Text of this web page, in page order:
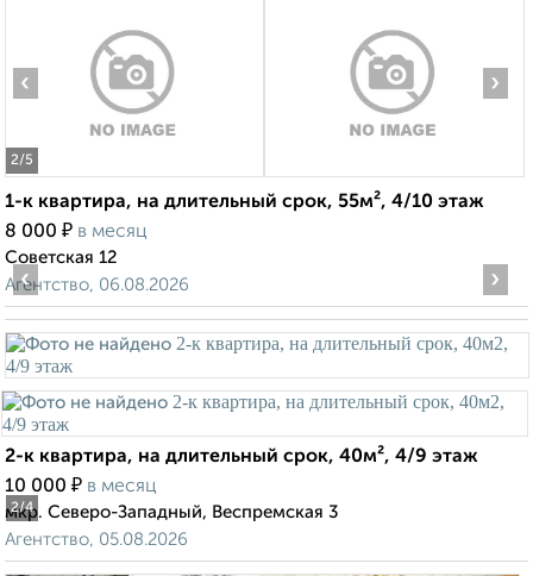
2/5
‹ ›
1-к квартира, на длительный срок, 55м², 4/10 этаж
8 000 ₽ в месяц
Советская 12
Агентство, 06.08.2026
2/4
‹ ›
2-к квартира, на длительный срок, 40м², 4/9 этаж
10 000 ₽ в месяц
мкр. Северо-Западный, Веспремская 3
Агентство, 05.08.2026